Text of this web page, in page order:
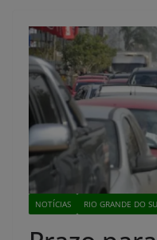
NOTÍCIAS RIO GRANDE DO